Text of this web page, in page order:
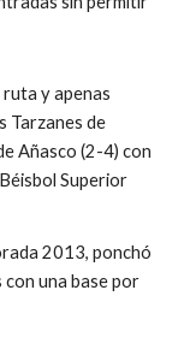
y apenas
Tarzanes de
Añasco (2-4) con
Superior
2013, ponchó
una base por